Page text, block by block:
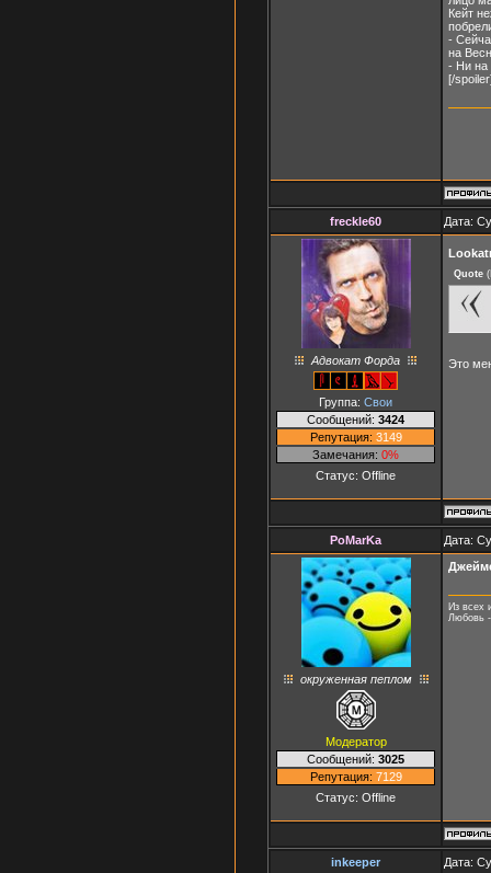
Кейт
-
на
- Ни на
[/
freckle60 Дата:
Адвокат Форда
Группа: Свои
Сообщений: 3424
Репутация: 3149
Замечания: 0%
Статус: Offline
Quote (
Это
PoMarKa Дата:
окруженная пеплом
Модератор
Сообщений: 3025
Репутация: 7129
Статус: Offline
Из всех
Любовь
inkeeper Дата: